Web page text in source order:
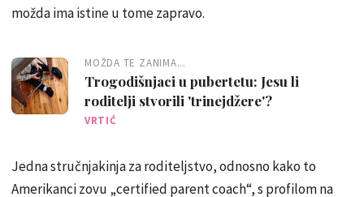
možda ima istine u tome zapravo.
MOŽDA TE ZANIMA...
Trogodišnjaci u pubertetu: Jesu li
roditelji stvorili 'trinejdžere'?
VRTIĆ
Jedna stručnjakinja za roditeljstvo, odnosno kako to
Amerikanci zovu „certified parent coach“, s profilom na